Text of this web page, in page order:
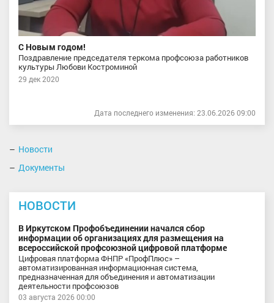
С Новым годом!
Поздравление председателя теркома профсоюза работников
культуры Любови Костроминой
29 дек 2020
Дата последнего изменения: 23.06.2026 09:00
Новости
Документы
НОВОСТИ
В Иркутском Профобъединении начался сбор
информации об организациях для размещения на
всероссийской профсоюзной цифровой платформе
Цифровая платформа ФНПР «ПрофПлюс» –
автоматизированная информационная система,
предназначенная для объединения и автоматизации
деятельности профсоюзов
03 августа 2026 00:00